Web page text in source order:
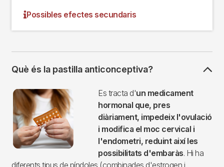
Possibles efectes secundaris
Què és la pastilla anticonceptiva?
Imagen Es tracta d'un medicament
hormonal que, pres
diàriament, impedeix l'ovulació
i modifica el moc cervical i
l'endometri, reduint així les
possibilitats d'embaràs. Hi ha
diferents tipus de píndoles (combinades d'estrogen i